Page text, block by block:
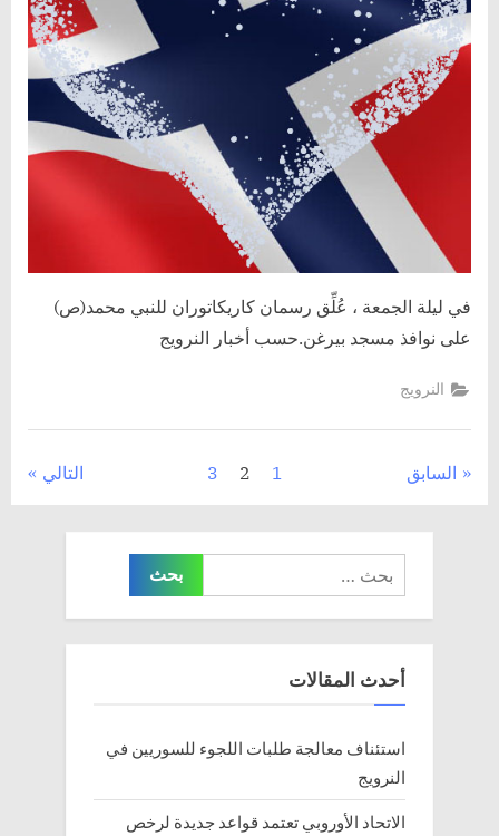
جدران
مسجدفي
بيرغن
في ليلة الجمعة ، عُلِّق رسمان كاريكاتوران للنبي محمد(ص)
على نوافذ مسجد بيرغن.حسب أخبار النرويج
النرويج
تعدد
المقالات
السابق 1
2
3 التالي
البحث
عن:
أحدث المقالات
استئناف معالجة طلبات اللجوء للسوريين في
النرويج
الاتحاد الأوروبي تعتمد قواعد جديدة لرخص